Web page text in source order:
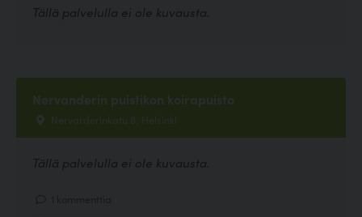
Tällä palvelulla ei ole kuvausta.
Nervanderin puistikon koirapuisto
Nervarderinkatu 8, Helsinki
Tällä palvelulla ei ole kuvausta.